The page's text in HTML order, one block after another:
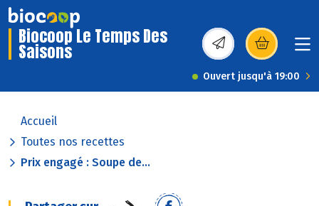
Biocoop Le Temps Des
Saisons (s’ouvre dans une
Ouvert jusqu'à 19:00
Accueil
Toutes nos recettes
Prix engagé : Soupe de...